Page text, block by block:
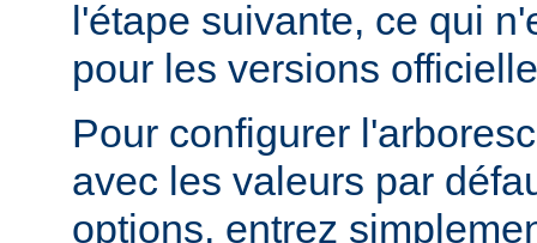
l'étape suivante, ce qui
pour les versions
Pour configurer
avec les valeurs par
options, entrez